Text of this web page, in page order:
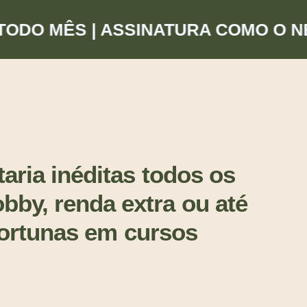
| ASSINATURA COMO O
inéditas todos os
renda extra ou até
em cursos